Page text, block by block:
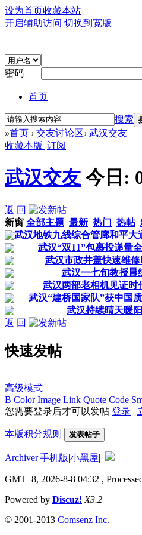
设为首页收藏本站
开启辅助访问 切换到宽版
密码
首页
搜索
»首页 › 交友讨论区› 武汉交友
收藏本版 |订阅
武汉交友 今日:
返 回
新窗 全部主题 最新 热门 热帖
武汉地铁九线综合管廊和平大
武汉“双11”包裹投递量
武汉市政井盖快速维
武汉一七旬教授晨
武汉两部老相机见证时
武汉“建桥国家队”获中国
武汉持续晴天暖阳
返 回
快速发帖
高级模式
B Color Image Link Quote Code
您需要登录后才可以发帖 登录 |
本版积分规则 发表帖子
Archiver|手机版|小黑屋|
GMT+8, 2026-8-8 04:32 ,
Powered by Discuz! X3.2
© 2001-2013 Comsenz Inc.